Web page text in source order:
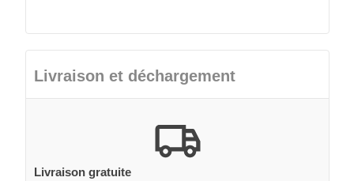
Livraison et déchargement
Livraison gratuite